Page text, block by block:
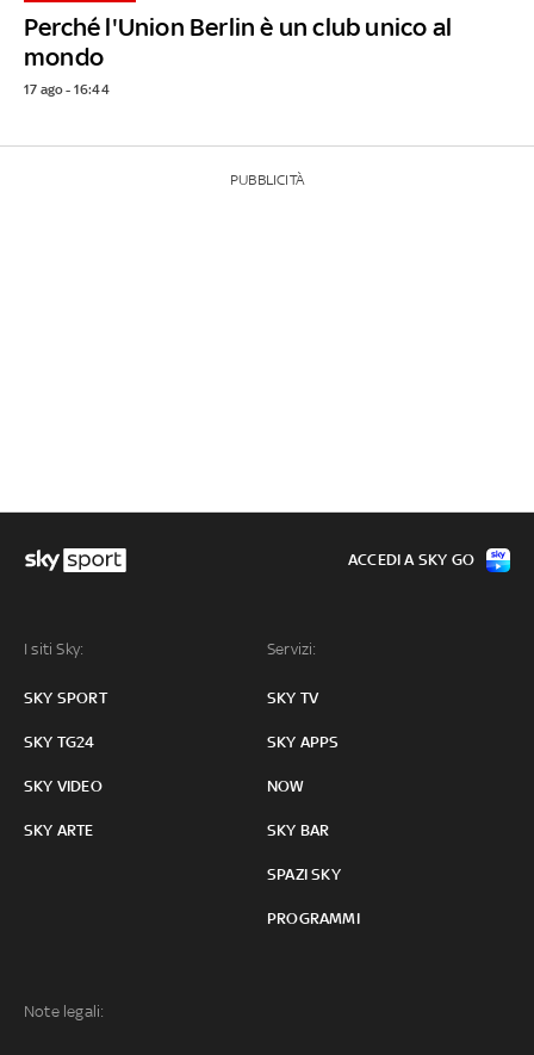
Perché l'Union Berlin è un club unico al
mondo
17 ago - 16:44
PUBBLICITÀ
I siti Sky:
SKY SPORT
SKY TG24
SKY VIDEO
SKY ARTE
Servizi:
SKY TV
SKY APPS
NOW
SKY BAR
SPAZI SKY
PROGRAMMI
Note legali:
ACCEDI A SKY GO